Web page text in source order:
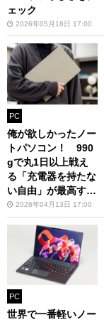
ェック
2026年05月18日 17:00
PC
俺が欲しかったノー
トパソコン！ 990
gで丸1日以上戦え
る「充電器を持たな
い自由」が最高す
ぎ！2026年04月13日 17:00
PC
世界で一番軽いノー